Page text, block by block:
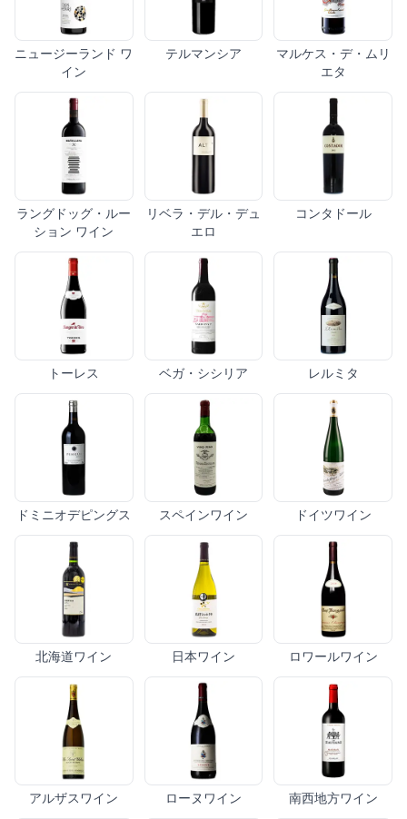
ニュージーランド ワ
イン
テルマンシア
マルケス・デ・ムリ
エタ
ラングドッグ・ルー
ション ワイン
リベラ・デル・デュ
エロ
コンタドール
トーレス ベガ・シシリア レルミタ
ドミニオデピングス スペインワイン ドイツワイン
北海道ワイン 日本ワイン ロワールワイン
アルザスワイン ローヌワイン 南西地方ワイン